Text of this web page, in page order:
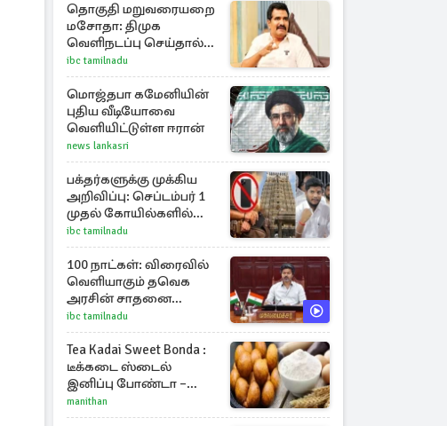
தொகுதி மறுவரையறை
மசோதா: திமுக
வெளிநடப்பு செய்தால்
ஆதரவாகவே
கருதப்படும் – அமைச்சர்
நிர்மல்குமார்
ibc tamilnadu
மொஜ்தபா கமேனியின்
புதிய வீடியோவை
வெளியிட்டுள்ள ஈரான்
news lankasri
பக்தர்களுக்கு முக்கிய
அறிவிப்பு: செப்டம்பர் 1
முதல் கோயில்களில்
மொபைலுக்கு தடை!
ibc tamilnadu
100 நாட்கள்: விரைவில்
வெளியாகும் தவெக
அரசின் சாதனை
பட்டியல்
ibc tamilnadu
Tea Kadai Sweet Bonda :
டீக்கடை ஸ்டைல்
இனிப்பு போண்டா –
வீட்டிலேயே செய்வது
எப்படி?
manithan